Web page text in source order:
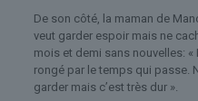
De son côté, la maman de
veut garder espoir mais ne
mois et demi sans nouvelles:
rongé par le temps qui passe.
garder mais c’est très dur ».